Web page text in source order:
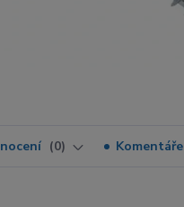
0 Komentáře